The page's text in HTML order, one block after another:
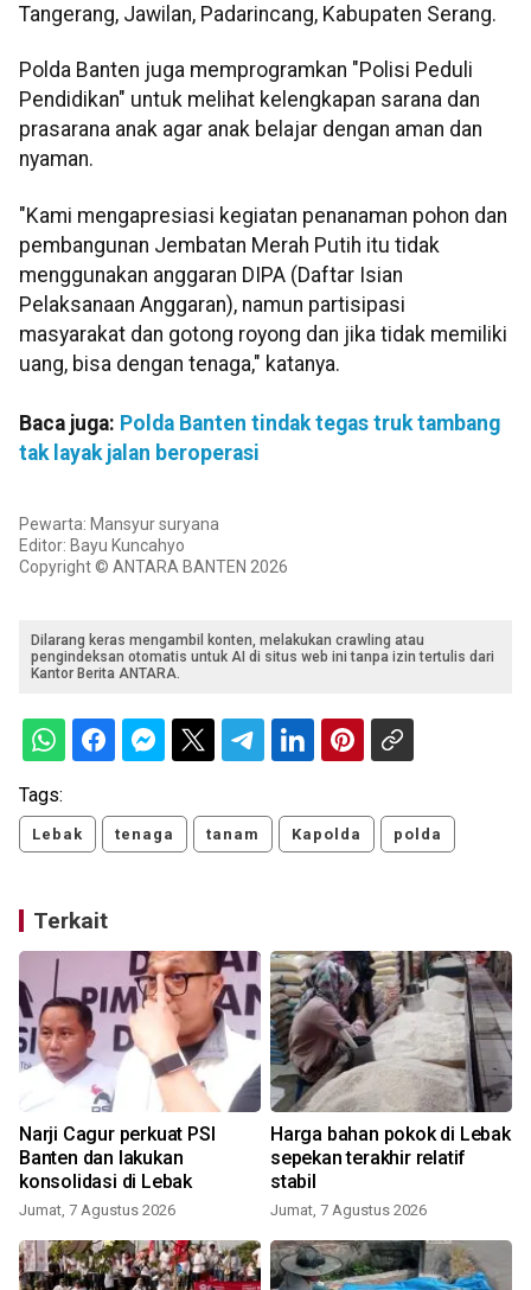
Tangerang, Jawilan, Padarincang, Kabupaten Serang.
Polda Banten juga memprogramkan "Polisi Peduli
Pendidikan" untuk melihat kelengkapan sarana dan
prasarana anak agar anak belajar dengan aman dan
nyaman.
"Kami mengapresiasi kegiatan penanaman pohon dan
pembangunan Jembatan Merah Putih itu tidak
menggunakan anggaran DIPA (Daftar Isian
Pelaksanaan Anggaran), namun partisipasi
masyarakat dan gotong royong dan jika tidak memiliki
uang, bisa dengan tenaga," katanya.
Baca juga: Polda Banten tindak tegas truk tambang
tak layak jalan beroperasi
Pewarta: Mansyur suryana
Editor: Bayu Kuncahyo
Copyright © ANTARA BANTEN 2026
Dilarang keras mengambil konten, melakukan crawling atau
pengindeksan otomatis untuk AI di situs web ini tanpa izin tertulis dari
Kantor Berita ANTARA.
Tags:
Lebak tenaga tanam Kapolda polda
Terkait
Narji Cagur perkuat PSI
Banten dan lakukan
konsolidasi di Lebak
Jumat, 7 Agustus 2026
Harga bahan pokok di Lebak
sepekan terakhir relatif
stabil
Jumat, 7 Agustus 2026